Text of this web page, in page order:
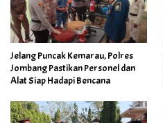
Jelang Puncak Kemarau, Polres
Jombang Pastikan Personel dan
Alat Siap Hadapi Bencana